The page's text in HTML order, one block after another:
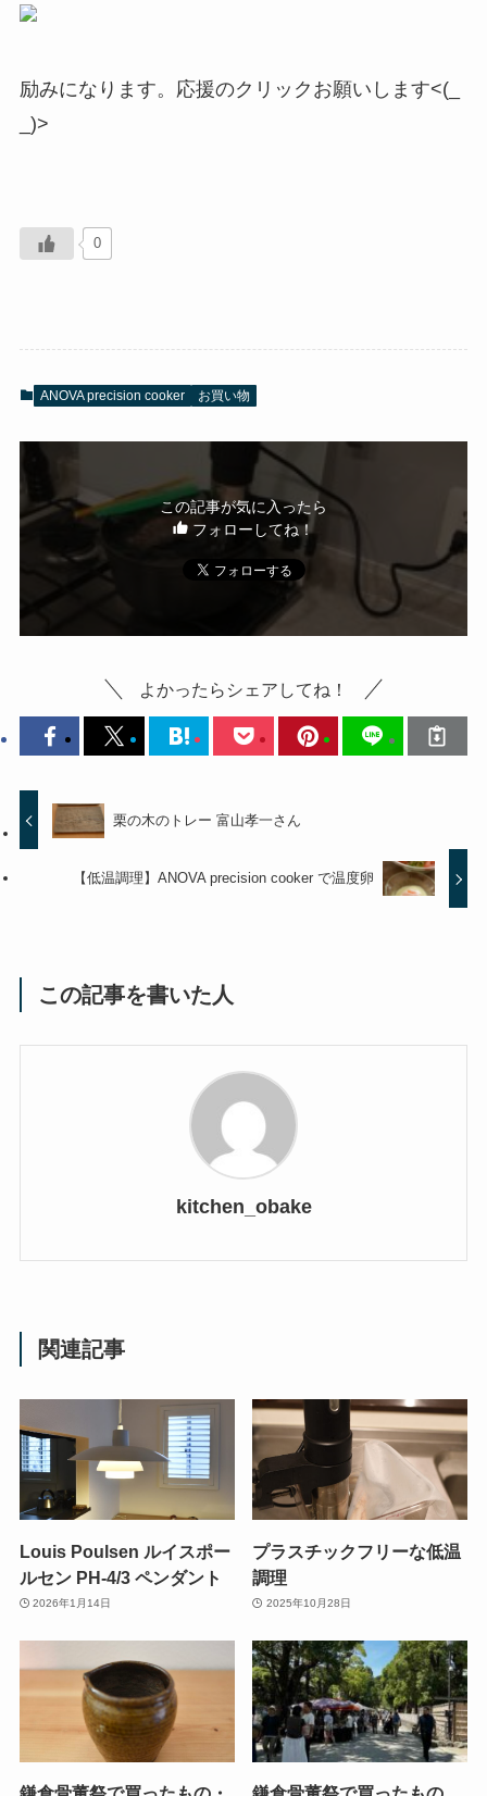
励みになります。応援のクリックお願いします<(_
_)>
0
ANOVA precision cooker お買い物
この記事が気に入ったら
フォローしてね！
よかったらシェアしてね！
栗の木のトレー 富山孝一さん
【低温調理】ANOVA precision cooker で温度卵
この記事を書いた人
kitchen_obake
関連記事
Louis Poulsen ルイスポー
ルセン PH-4/3 ペンダント
2026年1月14日
プラスチックフリーな低温
調理
2025年10月28日